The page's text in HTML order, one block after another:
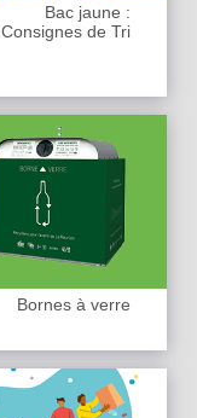
Bac jaune :
Consignes de Tri
Bornes à verre